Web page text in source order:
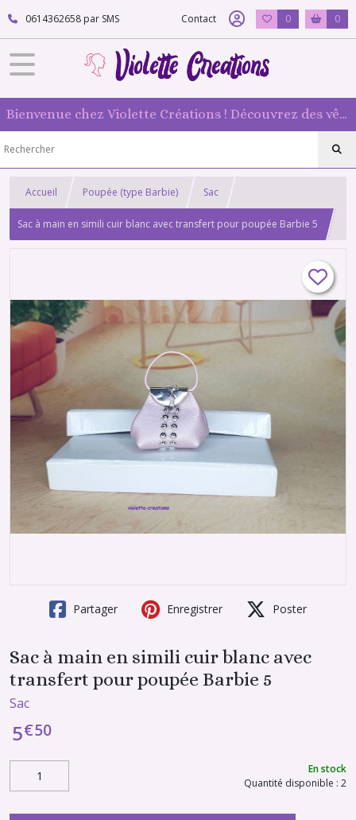
0614362658 par SMS Contact 0 0
Bienvenue chez Violette Créations ! Découvrez des vêtements faits main pour vos poupées mannequin : originaux et 100 % fabriqués en France
Accueil Poupée (type Barbie) Sac
Sac à main en simili cuir blanc avec transfert pour poupée Barbie 5
Partager Enregistrer Poster
Sac à main en simili cuir blanc avec
transfert pour poupée Barbie 5
Sac
5€50
En stock
Quantité disponible : 2